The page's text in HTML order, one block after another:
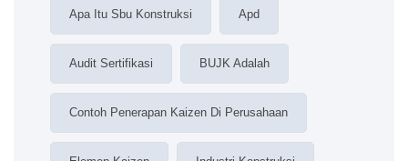
Apa Itu Sbu Konstruksi Apd
Audit Sertifikasi BUJK Adalah
Contoh Penerapan Kaizen Di Perusahaan